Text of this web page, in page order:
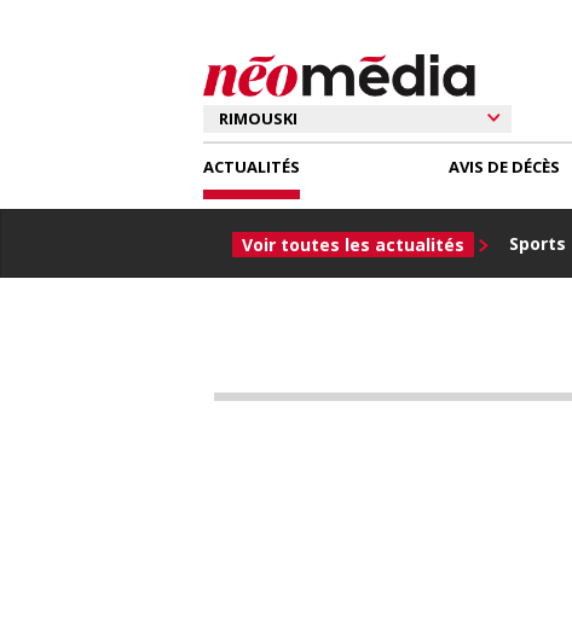
ACTUALITÉS
Voir toutes les actualités
AVIS DE DÉCÈS